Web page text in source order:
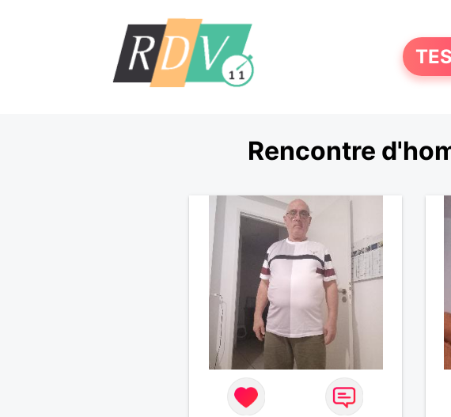
Rencontre